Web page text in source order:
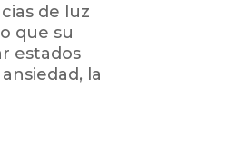
de luz
que su
estados
la